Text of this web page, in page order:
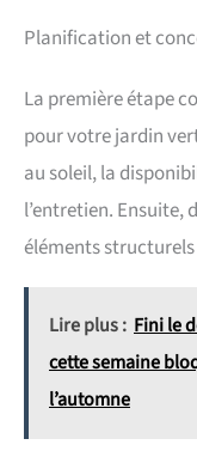
Planification et
La première étape
pour votre jardin
au soleil, la
l’entretien. Ensuite,
éléments
Lire plus : Fini le
cette semaine
l’automne